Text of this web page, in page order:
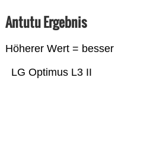
Antutu Ergebnis
Höherer Wert = besser
LG Optimus L3 II